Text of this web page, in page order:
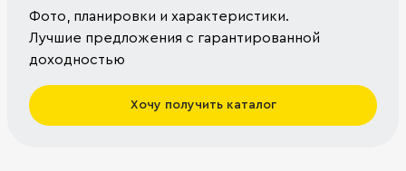
Фото, планировки и характеристики.
Лучшие предложения с гарантированной
доходностью
Хочу получить каталог